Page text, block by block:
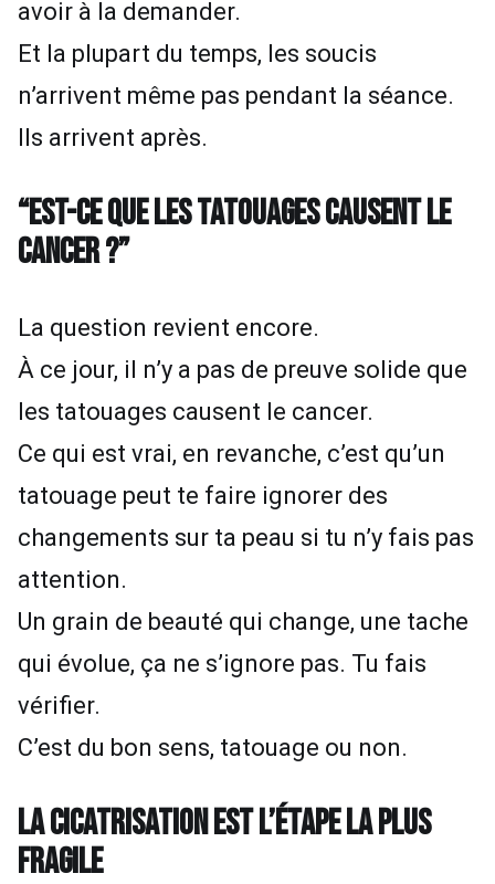
avoir à la demander.
Et la plupart du temps, les soucis
n’arrivent même pas pendant la séance.
Ils arrivent après.
“EST-CE QUE LES TATOUAGES CAUSENT LE
CANCER ?”
La question revient encore.
À ce jour, il n’y a pas de preuve solide que
les tatouages causent le cancer.
Ce qui est vrai, en revanche, c’est qu’un
tatouage peut te faire ignorer des
changements sur ta peau si tu n’y fais pas
attention.
Un grain de beauté qui change, une tache
qui évolue, ça ne s’ignore pas. Tu fais
vérifier.
C’est du bon sens, tatouage ou non.
LA CICATRISATION EST L’ÉTAPE LA PLUS
FRAGILE